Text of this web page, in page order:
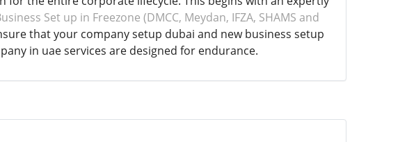
Set up in Freezone (DMCC, Meydan, IFZA, SHAMS and
that your company setup dubai and new business setup
in uae services are designed for endurance.